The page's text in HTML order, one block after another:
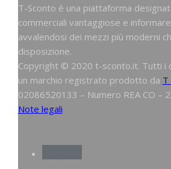
T-Sconto è una piattaforma
commerciali vantaggiose e
avvalendosi dei mezzi più moderni
disposizione.
Copyright © 2020 t-sconto.it. Tutti i
un marchio registrato prodotto da T
02086520133 – Numero REA CO –
Note legali